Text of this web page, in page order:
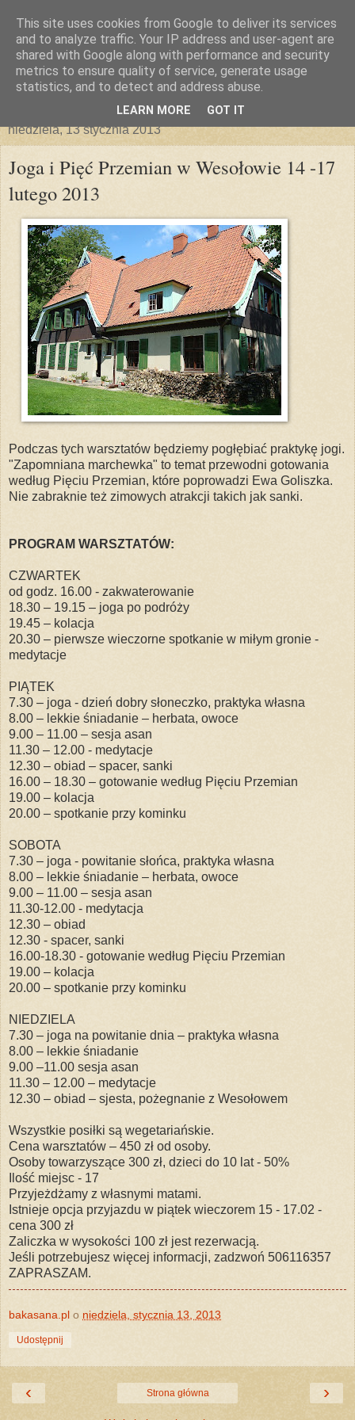
niedziela, 13 stycznia 2013
Joga i Pięć Przemian w Wesołowie 14 -17
lutego 2013
Podczas tych warsztatów będziemy pogłębiać praktykę jogi.
"Zapomniana marchewka" to temat przewodni gotowania
według Pięciu Przemian, które poprowadzi Ewa Goliszka.
Nie zabraknie też zimowych atrakcji takich jak sanki.
PROGRAM WARSZTATÓW:
CZWARTEK
od godz. 16.00 - zakwaterowanie
18.30 – 19.15 – joga po podróży
19.45 – kolacja
20.30 – pierwsze wieczorne spotkanie w miłym gronie -
medytacje
PIĄTEK
7.30 – joga - dzień dobry słoneczko, praktyka własna
8.00 – lekkie śniadanie – herbata, owoce
9.00 – 11.00 – sesja asan
11.30 – 12.00 - medytacje
12.30 – obiad – spacer, sanki
16.00 – 18.30 – gotowanie według Pięciu Przemian
19.00 – kolacja
20.00 – spotkanie przy kominku
SOBOTA
7.30 – joga - powitanie słońca, praktyka własna
8.00 – lekkie śniadanie – herbata, owoce
9.00 – 11.00 – sesja asan
11.30-12.00 - medytacja
12.30 – obiad
12.30 - spacer, sanki
16.00-18.30 - gotowanie według Pięciu Przemian
19.00 – kolacja
20.00 – spotkanie przy kominku
NIEDZIELA
7.30 – joga na powitanie dnia – praktyka własna
8.00 – lekkie śniadanie
9.00 –11.00 sesja asan
11.30 – 12.00 – medytacje
12.30 – obiad – sjesta, pożegnanie z Wesołowem
Wszystkie posiłki są wegetariańskie.
Cena warsztatów – 450 zł od osoby.
Osoby towarzyszące 300 zł, dzieci do 10 lat - 50%
Ilość miejsc - 17
Przyjeżdżamy z własnymi matami.
Istnieje opcja przyjazdu w piątek wieczorem 15 - 17.02 -
cena 300 zł
Zaliczka w wysokości 100 zł jest rezerwacją.
Jeśli potrzebujesz więcej informacji, zadzwoń 506116357
ZAPRASZAM.
bakasana.pl o niedziela, stycznia 13, 2013
Udostępnij
‹ ›
Strona główna
This site uses cookies from Google to deliver its services
and to analyze traffic. Your IP address and user-agent are
shared with Google along with performance and security
metrics to ensure quality of service, generate usage
statistics, and to detect and address abuse.
LEARN MORE GOT IT